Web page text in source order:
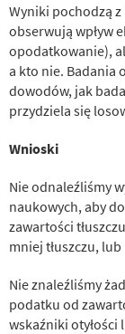
Wyniki pochodzą
obserwują wpływ
opodatkowanie),
a kto nie. Badania
dowodów, jak
przydziela się
Wnioski
Nie odnaleźliśmy
naukowych, aby
zawartości
mniej tłuszczu,
Nie znaleźliśmy
podatku od
wskaźniki otyłości